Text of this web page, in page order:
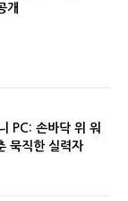
개
PC: 손바닥 위 워
묵직한 실력자